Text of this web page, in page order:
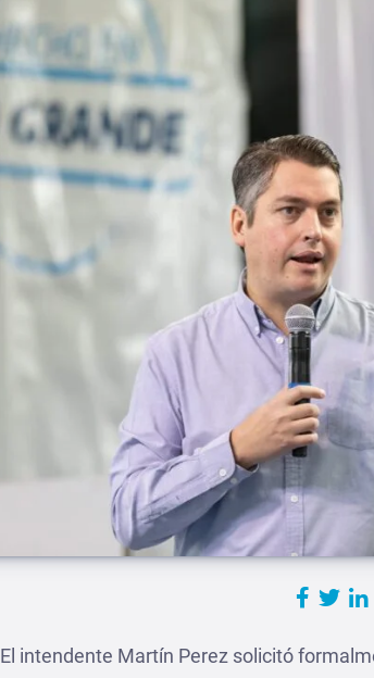
El intendente Martín Perez solicitó